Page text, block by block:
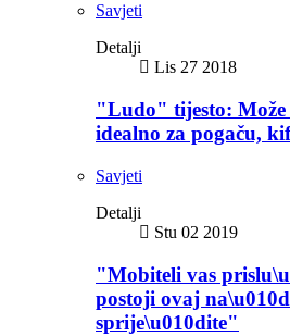
Savjeti
Detalji
Lis 27 2018
"Ludo" tijesto:
idealno za pogaču,
Savjeti
Detalji
Stu 02 2019
"Mobiteli vas
postoji ovaj
sprije\u010dite"